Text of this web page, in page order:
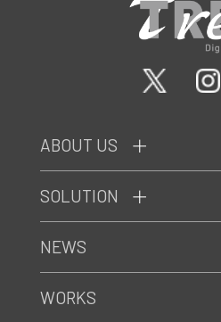
ABOUT US
SOLUTION
NEWS
WORKS